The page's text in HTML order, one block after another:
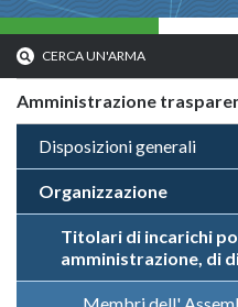
CERCA UN'ARMA
Amministrazione
Disposizioni generali
Organizzazione
Titolari di incarichi
amministrazione, di